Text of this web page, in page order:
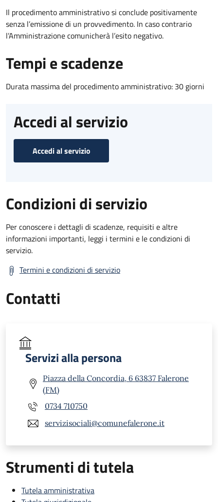
Il procedimento amministrativo si conclude positivamente
senza l’emissione di un provvedimento. In caso contrario
l’Amministrazione comunicherà l’esito negativo.
Tempi e scadenze
Durata massima del procedimento amministrativo: 30 giorni
Accedi al servizio
Accedi al servizio
Condizioni di servizio
Per conoscere i dettagli di scadenze, requisiti e altre
informazioni importanti, leggi i termini e le condizioni di
servizio.
Termini e condizioni di servizio
Contatti
Servizi alla persona
Piazza della Concordia, 6 63837 Falerone
(FM)
0734 710750
servizisociali@comunefalerone.it
Strumenti di tutela
Tutela amministrativa